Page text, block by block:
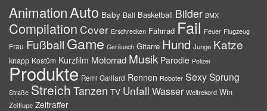
AnimationAuto Baby Ball Basketball Bilder BMX
Compilation Cover Erschrecken Fahrrad Fail Feuer Flugzeug
Frau Fußball Game Geräusch Gitarre Hund Junge Katze
knapp Kostüm Kurzfilm Motorrad Musik Parodie Polizei
Produkte Remi Gaillard Rennen Roboter SexySprung
Straße Streich Tanzen TV Unfall Wasser Weltrekord Win
Zeitlupe Zeitraffer